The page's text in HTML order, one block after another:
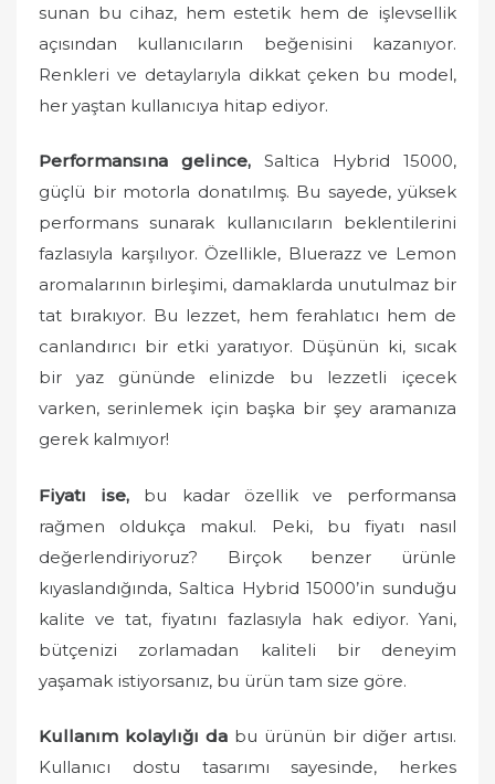
sunan bu cihaz, hem estetik hem de işlevsellik
açısından kullanıcıların beğenisini kazanıyor.
Renkleri ve detaylarıyla dikkat çeken bu model,
her yaştan kullanıcıya hitap ediyor.
Performansına gelince, Saltica Hybrid 15000,
güçlü bir motorla donatılmış. Bu sayede, yüksek
performans sunarak kullanıcıların beklentilerini
fazlasıyla karşılıyor. Özellikle, Bluerazz ve Lemon
aromalarının birleşimi, damaklarda unutulmaz bir
tat bırakıyor. Bu lezzet, hem ferahlatıcı hem de
canlandırıcı bir etki yaratıyor. Düşünün ki, sıcak
bir yaz gününde elinizde bu lezzetli içecek
varken, serinlemek için başka bir şey aramanıza
gerek kalmıyor!
Fiyatı ise, bu kadar özellik ve performansa
rağmen oldukça makul. Peki, bu fiyatı nasıl
değerlendiriyoruz? Birçok benzer ürünle
kıyaslandığında, Saltica Hybrid 15000’in sunduğu
kalite ve tat, fiyatını fazlasıyla hak ediyor. Yani,
bütçenizi zorlamadan kaliteli bir deneyim
yaşamak istiyorsanız, bu ürün tam size göre.
Kullanım kolaylığı da bu ürünün bir diğer artısı.
Kullanıcı dostu tasarımı sayesinde, herkes